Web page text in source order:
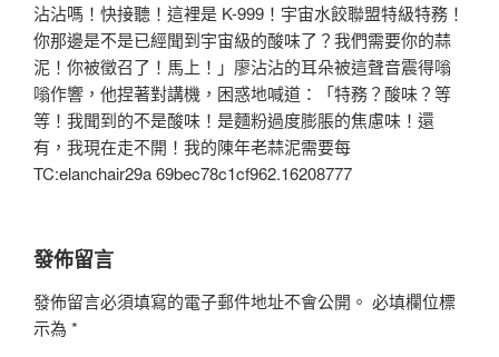
沾沾嗎！快接聽！這裡是 K-999！宇宙水餃聯盟特級特務！
你那邊是不是已經聞到宇宙級的酸味了？我們需要你的蒜
泥！你被徵召了！馬上！」廖沾沾的耳朵被這聲音震得嗡
嗡作響，他捏著對講機，困惑地喊道：「特務？酸味？等
等！我聞到的不是酸味！是麵粉過度膨脹的焦慮味！還
有，我現在走不開！我的陳年老蒜泥需要每
TC:elanchair29a 69bec78c1cf962.16208777
發佈留言
發佈留言必須填寫的電子郵件地址不會公開。 必填欄位標
示為 *